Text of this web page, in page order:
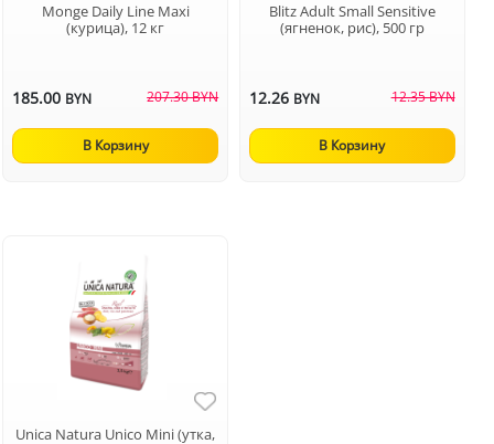
Monge Daily Line Maxi
(курица), 12 кг
185.00 BYN 207.30 BYN
В Корзину
Blitz Adult Small Sensitive
(ягненок, рис), 500 гр
12.26 BYN 12.35 BYN
В Корзину
Unica Natura Unico Mini (утка,